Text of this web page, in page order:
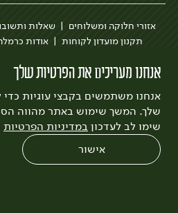
אנחנו מעריכים את הפרטיות שלך
אנחנו משתמשים בקבצי עוגיות
שלך. המשך שימוש באתר מהווה
שימו לב לעדכון במדיניות הפרטיות
אישור
אזורי חלוקה ומשלוחים שאלות
תקנון מועדון לקוחות
אודות
לצפייה בעדכון